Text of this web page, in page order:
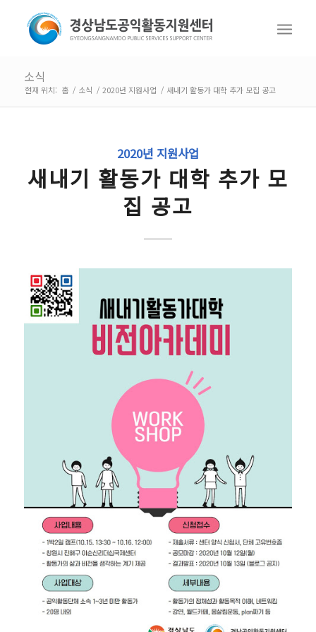
소식
현재 위치: 홈 / 소식 / 2020년 지원사업 / 새내기 활동가 대학 추가 모집 공고
2020년 지원사업
새내기 활동가 대학 추가 모
집 공고